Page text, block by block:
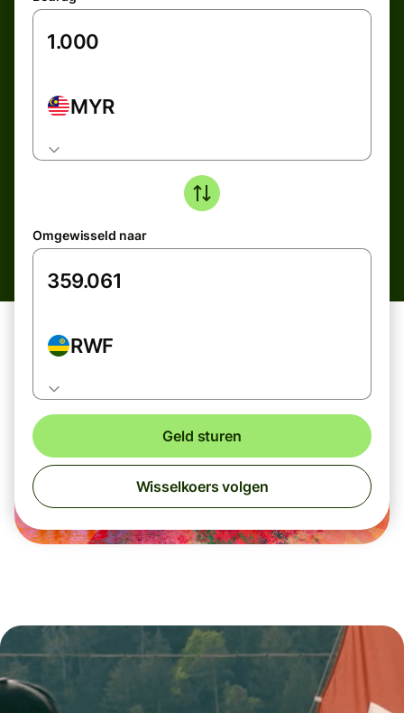
MYR
Omgewisseld naar
RWF
Geld sturen
Wisselkoers volgen